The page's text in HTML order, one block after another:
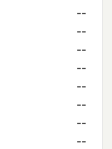
--
--
--
--
--
--
--
--